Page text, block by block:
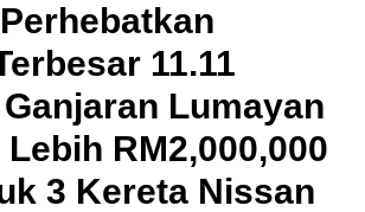
11.11
Lumayan
RM2,000,000
3 Kereta Nissan